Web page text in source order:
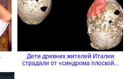
Дети древних жителей Италии
страдали от «синдрома плоской...